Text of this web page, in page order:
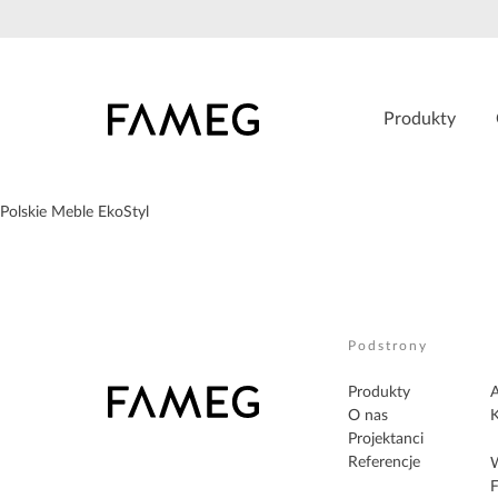
Produkty
Polskie Meble EkoStyl
Podstrony
Produkty
O nas
Projektanci
Referencje